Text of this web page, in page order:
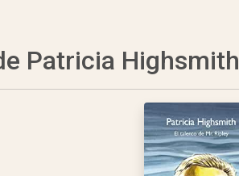
Patricia Highsmith